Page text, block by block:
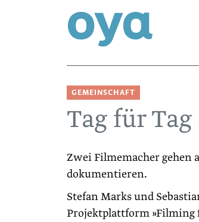
GEMEINSCHAFT
Tag für
Zwei Filmemacher gehen
dokumentieren.
Stefan Marks und
Projektplattform »Filming